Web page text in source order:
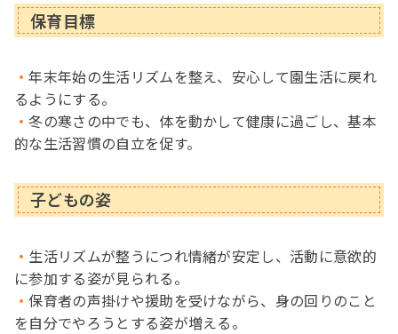
保育目標
年末年始の生活リズムを整え、安心して園生活に戻れ
るようにする。
冬の寒さの中でも、体を動かして健康に過ごし、基本
的な生活習慣の自立を促す。
子どもの姿
生活リズムが整うにつれ情緒が安定し、活動に意欲的
に参加する姿が見られる。
保育者の声掛けや援助を受けながら、身の回りのこと
を自分でやろうとする姿が増える。